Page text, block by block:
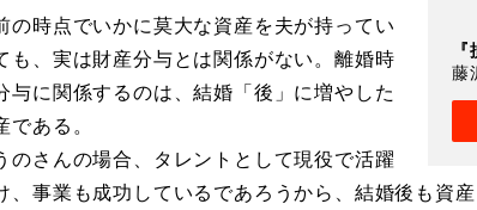
藤
時点でいかに莫大な資産を夫が持ってい
も、実は財産分与とは関係がない。離婚時
与に関係するのは、結婚「後」に増やした
である。
さんの場合、タレントとして現役で活躍
、事業も成功しているであろうから、結婚後も資